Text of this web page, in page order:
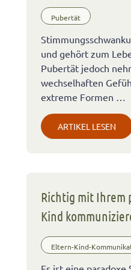
Pubertät
und gehört zum
Pubertät jedoch
wechselhaften
extreme Formen …
ARTIKEL LESEN
Richtig mit Ihrem
Kind
Eltern-Kind-